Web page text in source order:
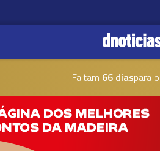
Faltam 66 diaspara